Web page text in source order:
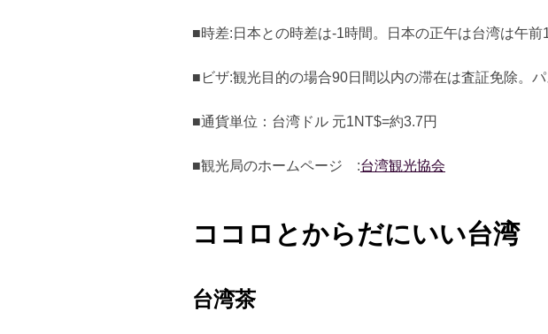
■時差:日本との時差は-1時間。日本の正午は台湾は午前
■ビザ:観光目的の場合90日間以内の滞在は査証免除。
■通貨単位：台湾ドル 元1NT$=約3.7円
■観光局のホームページ :台湾観光協会
ココロとからだにいい台湾
台湾茶